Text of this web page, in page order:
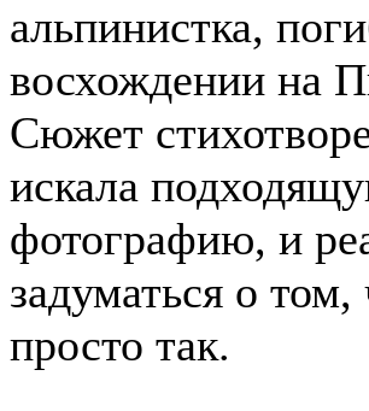
альпинистка,
восхождении на
Сюжет
искала
фотографию, и
задуматься о
просто так.